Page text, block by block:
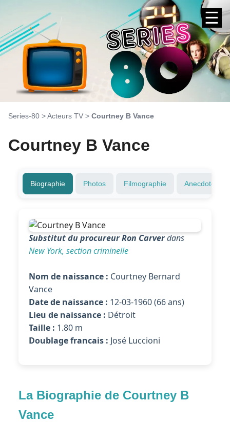
☰
Series-80 >Acteurs TV > Courtney B Vance
Courtney B Vance
Biographie Photos Filmographie Anecdotes
Substitut du procureur Ron Carverdans
New York, section criminelle
Nom de naissance : Courtney Bernard
Vance
Date de naissance : 12-03-1960 (66 ans)
Lieu de naissance : Détroit
Taille : 1.80 m
Doublage francais : José Luccioni
La Biographie de Courtney B
Vance